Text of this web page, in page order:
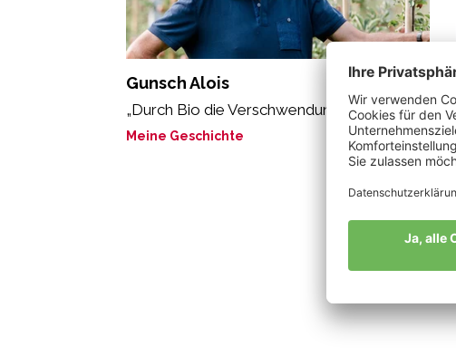
Gunsch Alois
„Durch Bio die Verschwendung reduzieren“
Meine Geschichte